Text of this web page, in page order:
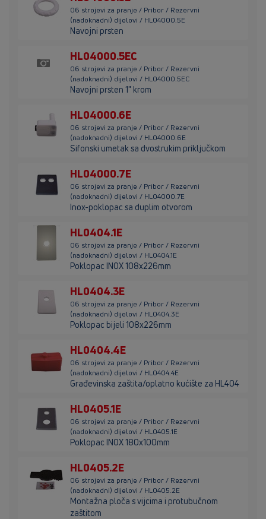
06 strojevi za pranje / Pribor / Rezervni
(nadoknadni) dijelovi / HL04000.5E
Navojni prsten
HL04000.5EC
06 strojevi za pranje / Pribor / Rezervni
(nadoknadni) dijelovi / HL04000.5EC
Navojni prsten 1" krom
HL04000.6E
06 strojevi za pranje / Pribor / Rezervni
(nadoknadni) dijelovi / HL04000.6E
Sifonski umetak sa dvostrukim priključkom
HL04000.7E
06 strojevi za pranje / Pribor / Rezervni
(nadoknadni) dijelovi / HL04000.7E
Inox-poklopac sa duplim otvorom
HL0404.1E
06 strojevi za pranje / Pribor / Rezervni
(nadoknadni) dijelovi / HL0404.1E
Poklopac INOX 108x226mm
HL0404.3E
06 strojevi za pranje / Pribor / Rezervni
(nadoknadni) dijelovi / HL0404.3E
Poklopac bijeli 108x226mm
HL0404.4E
06 strojevi za pranje / Pribor / Rezervni
(nadoknadni) dijelovi / HL0404.4E
Građevinska zaštita/oplatno kućište za HL404
HL0405.1E
06 strojevi za pranje / Pribor / Rezervni
(nadoknadni) dijelovi / HL0405.1E
Poklopac INOX 180x100mm
HL0405.2E
06 strojevi za pranje / Pribor / Rezervni
(nadoknadni) dijelovi / HL0405.2E
Montažna ploča s vijcima i protubučnom
zaštitom